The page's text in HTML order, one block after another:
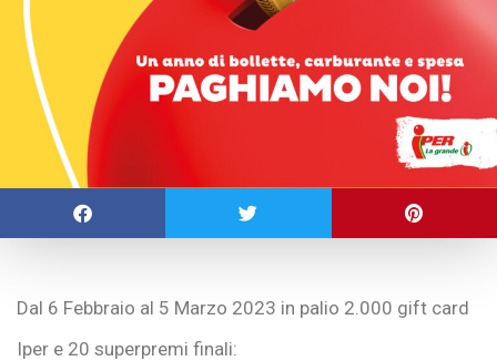
Dal 6 Febbraio al 5 Marzo 2023 in palio 2.000 gift card
Iper e 20 superpremi finali: